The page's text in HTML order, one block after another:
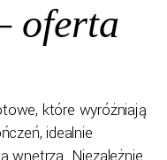
oferta
które wyróżniają
idealnie